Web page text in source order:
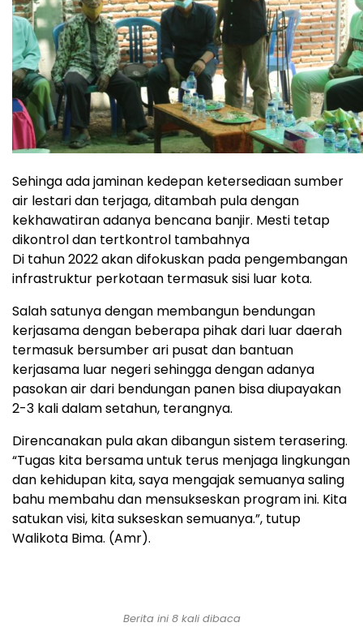
Sehinga ada jaminan kedepan ketersediaan sumber
air lestari dan terjaga, ditambah pula dengan
kekhawatiran adanya bencana banjir. Mesti tetap
dikontrol dan tertkontrol tambahnya
Di tahun 2022 akan difokuskan pada pengembangan
infrastruktur perkotaan termasuk sisi luar kota.
Salah satunya dengan membangun bendungan
kerjasama dengan beberapa pihak dari luar daerah
termasuk bersumber ari pusat dan bantuan
kerjasama luar negeri sehingga dengan adanya
pasokan air dari bendungan panen bisa diupayakan
2-3 kali dalam setahun, terangnya.
Direncanakan pula akan dibangun sistem terasering.
“Tugas kita bersama untuk terus menjaga lingkungan
dan kehidupan kita, saya mengajak semuanya saling
bahu membahu dan mensukseskan program ini. Kita
satukan visi, kita sukseskan semuanya.”, tutup
Walikota Bima. (Amr).
Berita ini 8 kali dibaca